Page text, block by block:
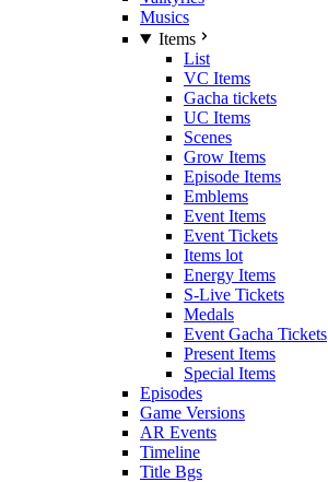
Musics
Items
List
VC Items
Gacha tickets
UC Items
Scenes
Grow Items
Episode Items
Emblems
Event Items
Event Tickets
Items lot
Energy Items
S-Live Tickets
Medals
Event Gacha Tickets
Present Items
Special Items
Episodes
Game Versions
AR Events
Timeline
Title Bgs